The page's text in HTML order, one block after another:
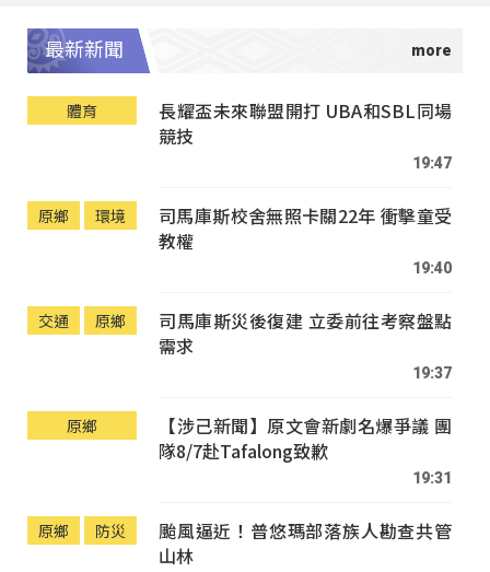
最新新聞
體育
長耀盃未來聯盟開打 UBA和SBL同場
競技
19:47
原鄉 環境
司馬庫斯校舍無照卡關22年 衝擊童受
教權
19:40
交通 原鄉
司馬庫斯災後復建 立委前往考察盤點
需求
19:37
原鄉
【涉己新聞】原文會新劇名爆爭議 團
隊8/7赴Tafalong致歉
19:31
原鄉 防災
颱風逼近！普悠瑪部落族人勘查共管
山林